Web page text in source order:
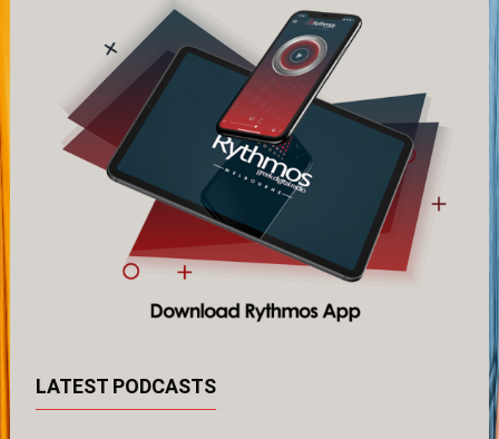
LATEST PODCASTS